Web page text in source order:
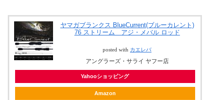
ヤマガブランクス BlueCurrent(ブルーカレント)
76 ストリーム アジ・メバル ロッド
posted with カエレバ
アングラーズ・サライ ヤフー店
Yahooショッピング
Amazon